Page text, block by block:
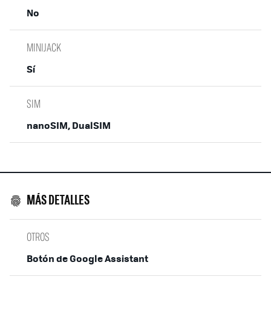
No
MINIJACK
Sí
SIM
nanoSIM, DualSIM
MÁS DETALLES
OTROS
Botón de Google Assistant